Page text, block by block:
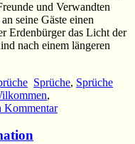
und Verwandten
seine Gäste einen
Erdenbürger das Licht der
nach einem längeren
Sprüche, Sprüche
,
Kommentar